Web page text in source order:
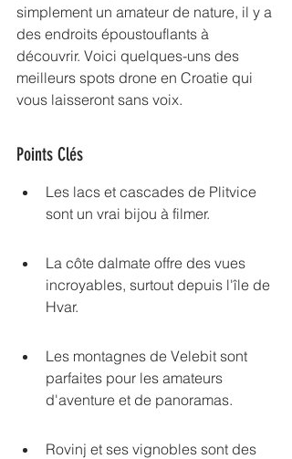
simplement un amateur de nature, il y a
des endroits époustouflants à
découvrir. Voici quelques-uns des
meilleurs spots drone en Croatie qui
vous laisseront sans voix.
Points Clés
Les lacs et cascades de Plitvice
sont un vrai bijou à filmer.
La côte dalmate offre des vues
incroyables, surtout depuis l'île de
Hvar.
Les montagnes de Velebit sont
parfaites pour les amateurs
d'aventure et de panoramas.
Rovinj et ses vignobles sont des